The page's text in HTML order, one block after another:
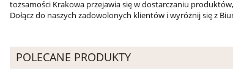
tożsamości Krakowa przejawia się w dostarczaniu
Dołącz do naszych zadowolonych klientów i wyróżnij się z
POLECANE PRODUKTY